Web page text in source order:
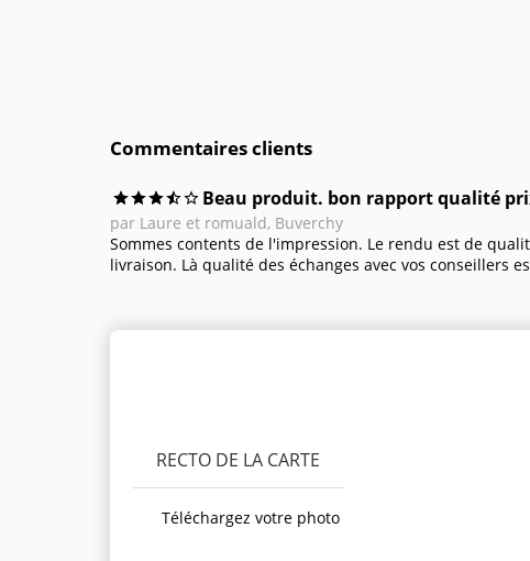
Commentaires clients
Beau produit. bon rapport qualité
par Laure et romuald, Buverchy
Sommes contents de l'impression. Le rendu est de
livraison. Là qualité des échanges avec vos conseillers
RECTO DE LA CARTE
Téléchargez votre photo